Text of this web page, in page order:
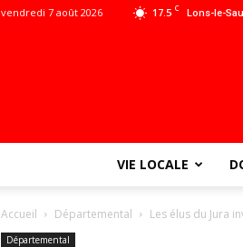
17.5 C Lons-le-
vendredi 7 août 2026
VIE LOCALE
Accueil Départemental Les élus du Jura
Départemental